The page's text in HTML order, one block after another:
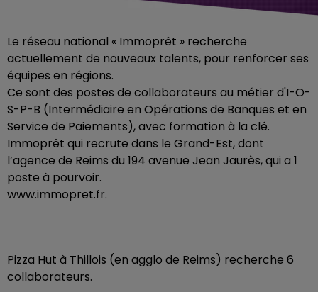
Le réseau national « Immoprêt » recherche
actuellement de nouveaux talents, pour renforcer ses
équipes en régions.
Ce sont des postes de collaborateurs au métier d'I-O-
S-P-B (Intermédiaire en Opérations de Banques et en
Service de Paiements), avec formation à la clé.
Immoprêt qui recrute dans le Grand-Est, dont
l’agence de Reims du 194 avenue Jean Jaurès, qui a 1
poste à pourvoir.
www.immopret.fr.
Pizza Hut à Thillois (en agglo de Reims) recherche 6
collaborateurs.